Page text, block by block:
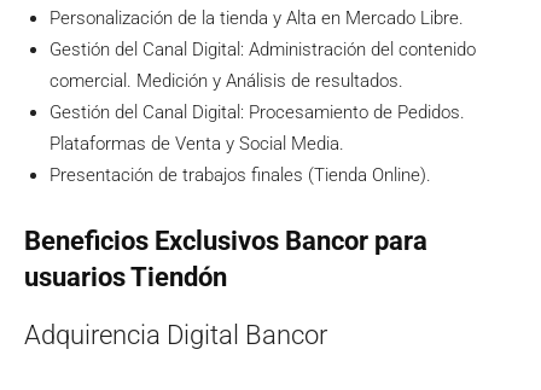
Personalización de la tienda y Alta en Mercado Libre.
Gestión del Canal Digital: Administración del contenido
comercial. Medición y Análisis de resultados.
Gestión del Canal Digital: Procesamiento de Pedidos.
Plataformas de Venta y Social Media.
Presentación de trabajos finales (Tienda Online).
Beneficios Exclusivos Bancor para
usuarios Tiendón
Adquirencia Digital Bancor